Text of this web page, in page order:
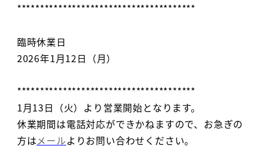
***************************************
臨時休業日
2026年1月12日（月）
***************************************
1月13日（火）より営業開始となります。
休業期間は電話対応ができかねますので、お急ぎの
方はメールよりお問い合わせください。